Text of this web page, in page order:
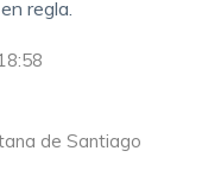
regla.
de Santiago